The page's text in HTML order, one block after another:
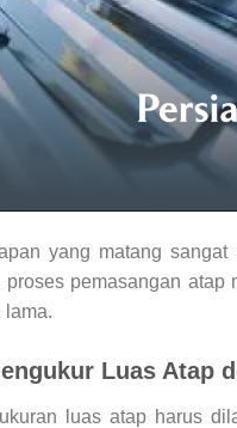
yang matang
proses pemasangan atap
lama.
Luas Atap
luas atap harus